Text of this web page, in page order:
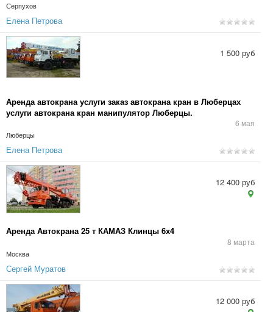
Серпухов
Елена Петрова
Аренда автокрана услуги заказ автокрана кран в Люберцах
услуги автокрана кран манипулятор Люберцы.
6 мая
Люберцы
1 500 руб
Елена Петрова
Аренда Автокрана 25 т КАМАЗ Клинцы 6х4
8 марта
Москва
12 400 руб
Сергей Муратов
12 000 руб